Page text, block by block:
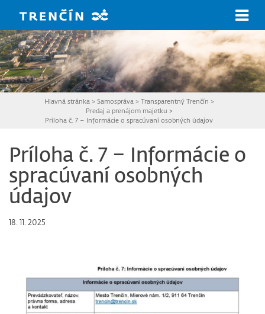
Hlavná stránka > Samospráva > Transparentný Trenčín >
Predaj a prenájom majetku >
Príloha č. 7 – Informácie o spracúvaní osobných údajov
Príloha č. 7 – Informácie o
spracúvaní osobných
údajov
18. 11. 2025